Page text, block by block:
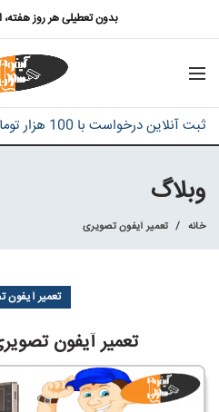
بدون تعطیلی هر روز هفته، از 8.5 صبح تا
ثبت آنلاین درخواست با 100 هزار تومان تخفیف
وبلاگ
خانه تعمیر آیفون تصویری
تعمیر آیفون
تعمیر آیفون